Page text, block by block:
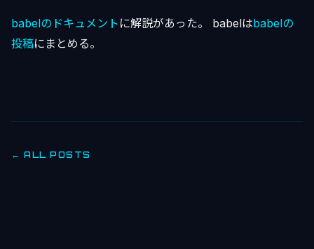
babelのドキュメント に解説があった。 babelはbabelの
投稿にまとめる。
← ALL POSTS